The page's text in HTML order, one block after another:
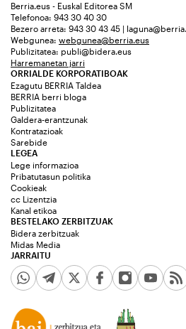
Berria.eus - Euskal Editorea SM
Telefonoa: 943 30 40 30
Bezero arreta: 943 30 43 45 |
Webgunea: webgunea@berria.eus
Publizitatea: publi@bidera.eus
Harremanetan jarri
ORRIALDE KORPORATIBOAK
Ezagutu BERRIA Taldea
BERRIA berri bloga
Publizitatea
Galdera-erantzunak
Kontratazioak
Sarebide
JARRAITU
LEGEA
Lege informazioa
Pribatutasun politika
Cookieak
cc Lizentzia
Kanal etikoa
BESTELAKO ZERBITZUAK
Bidera zerbitzuak
Midas Media